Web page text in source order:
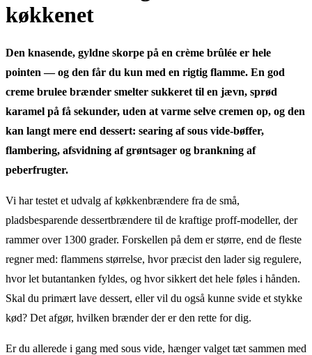
køkkenet
Den knasende, gyldne skorpe på en crème brûlée er hele
pointen — og den får du kun med en rigtig flamme. En god
creme brulee brænder smelter sukkeret til en jævn, sprød
karamel på få sekunder, uden at varme selve cremen op, og den
kan langt mere end dessert: searing af sous vide-bøffer,
flambering, afsvidning af grøntsager og brankning af
peberfrugter.
Vi har testet et udvalg af køkkenbrændere fra de små,
pladsbesparende dessertbrændere til de kraftige proff-modeller, der
rammer over 1300 grader. Forskellen på dem er større, end de fleste
regner med: flammens størrelse, hvor præcist den lader sig regulere,
hvor let butantanken fyldes, og hvor sikkert det hele føles i hånden.
Skal du primært lave dessert, eller vil du også kunne svide et stykke
kød? Det afgør, hvilken brænder der er den rette for dig.
Er du allerede i gang med sous vide, hænger valget tæt sammen med